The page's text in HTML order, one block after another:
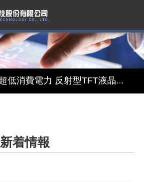
Capacitive Touch Panel developed by WAYTON
【省エネ革新】超低消費電力 反射型TFT液晶モジュール
【デザインと機能の融合】表示・タッチ・ミラーを融合したインテリジェント3in1ディスプレイモジュール
新着情報